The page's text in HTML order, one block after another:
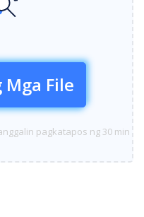
File
pagkatapos ng 30 min